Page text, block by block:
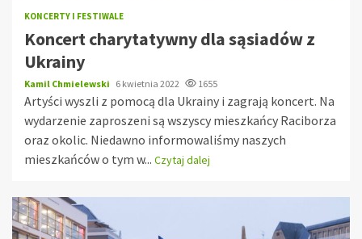
KONCERTY I FESTIWALE
Koncert charytatywny dla sąsiadów z
Ukrainy
Kamil Chmielewski 6 kwietnia 2022 1655
Artyści wyszli z pomocą dla Ukrainy i zagrają koncert. Na
wydarzenie zaproszeni są wszyscy mieszkańcy Raciborza
oraz okolic. Niedawno informowaliśmy naszych
mieszkańców o tym w... Czytaj dalej